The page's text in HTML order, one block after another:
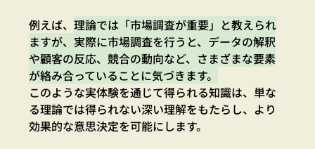
例えば、理論では「市場調査が重要」と教えられ
ますが、実際に市場調査を行うと、データの解釈
や顧客の反応、競合の動向など、さまざまな要素
が絡み合っていることに気づきます。
このような実体験を通じて得られる知識は、単な
る理論では得られない深い理解をもたらし、より
効果的な意思決定を可能にします。